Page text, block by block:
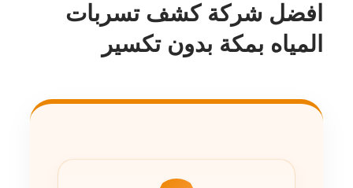
افضل شركة كشف تسربات
المياه بمكة بدون تكسير